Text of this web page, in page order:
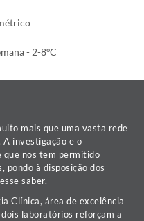
- 2-8ºC
mais que uma vasta rede
investigação e o
que nos tem permitido
pondo à disposição dos
saber.
Clínica, área de excelência
laboratórios reforçam a